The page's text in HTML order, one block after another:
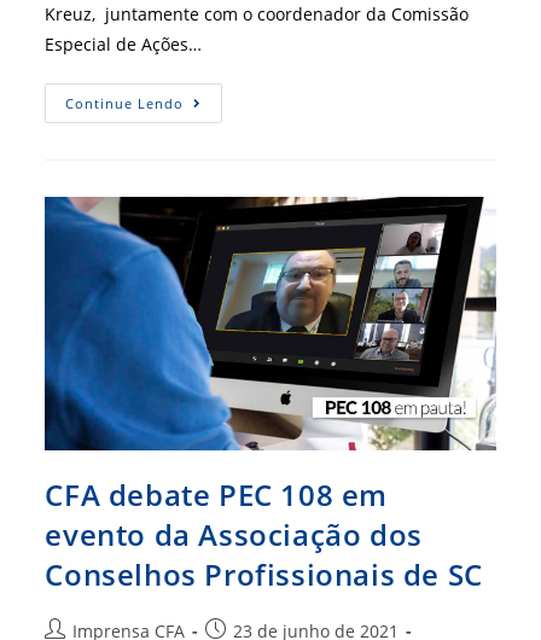
Kreuz, juntamente com o coordenador da Comissão
Especial de Ações…
Continue Lendo Deputada
Federal
Para
Reunião
Sobre
PEC/108
CFA debate PEC 108 em
evento da Associação dos
Conselhos Profissionais de SC
AutorImprensa CFA Post23 de junho de 2021